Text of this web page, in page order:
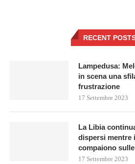
RECENT
Lampedusa:
in scena una
frustrazione
17 Settembre 2023
La Libia
dispersi mentre
compaiono
17 Settembre 2023